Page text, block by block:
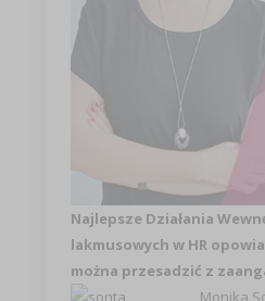
Najlepsze Działania
lakmusowych w HR
można przesadzić z
Monika